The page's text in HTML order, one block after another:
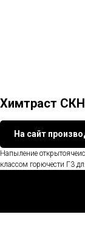
Химтраст
На сайт
Напыление
классом горючести Г3